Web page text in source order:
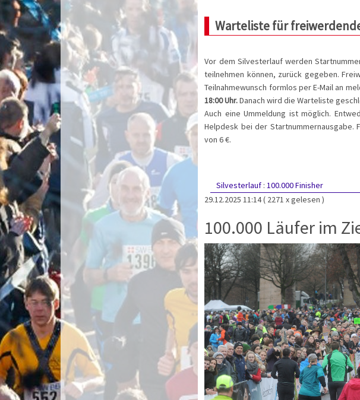
Warteliste für
Vor dem Silvesterlauf werden
teilnehmen können, zurück gegeben.
Teilnahmewunsch formlos per E-Mail an
18:00 Uhr.Danach wird die Warteliste
Auch eine Ummeldung ist möglich.
Helpdesk bei der Startnummernausgabe.
von 6 €.
Silvesterlauf :100.000 Finisher
29.12.2025 11:14( 2271 x gelesen )
100.000 Läufer im